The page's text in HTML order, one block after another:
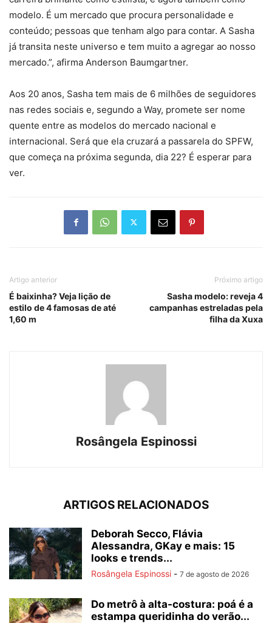
modelo. É um mercado que procura personalidade e
conteúdo; pessoas que tenham algo para contar. A Sasha
já transita neste universo e tem muito a agregar ao nosso
mercado.”, afirma Anderson Baumgartner.
Aos 20 anos, Sasha tem mais de 6 milhões de seguidores
nas redes sociais e, segundo a Way, promete ser nome
quente entre as modelos do mercado nacional e
internacional. Será que ela cruzará a passarela do SPFW,
que começa na próxima segunda, dia 22? É esperar para
ver.
Artigo anterior
É baixinha? Veja lição de
estilo de 4 famosas de até
1,60 m
Próximo artigo
Sasha modelo: reveja 4
campanhas estreladas pela
filha da Xuxa
Rosângela Espinossi
ARTIGOS RELACIONADOS
Deborah Secco, Flávia
Alessandra, GKay e mais: 15
looks e trends...
Rosângela Espinossi - 7 de agosto de 2026
Do metrô à alta-costura: poá é a
estampa queridinha do verão...